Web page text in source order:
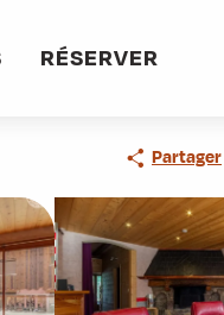
RÉSERVER
Partager